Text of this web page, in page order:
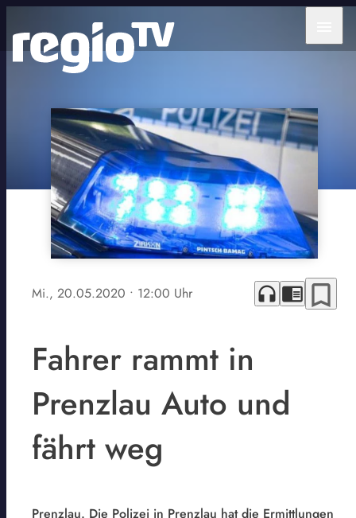
Mi., 20.05.2020 • 12:00 Uhr headphones chrome_reader_mode bookmark_border
Fahrer rammt in
Prenzlau Auto und
fährt weg
Prenzlau. Die Polizei in Prenzlau hat die Ermittlungen